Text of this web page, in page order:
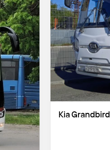
Kia Grandbird